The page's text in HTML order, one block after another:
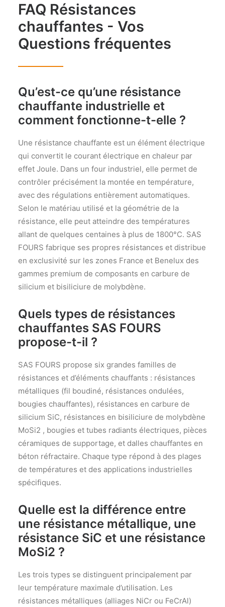
FAQ Résistances
chauffantes - Vos
Questions fréquentes
Qu’est-ce qu’une résistance
chauffante industrielle et
comment fonctionne-t-elle ?
Une résistance chauffante est un élément électrique
qui convertit le courant électrique en chaleur par
effet Joule. Dans un four industriel, elle permet de
contrôler précisément la montée en température,
avec des régulations entièrement automatiques.
Selon le matériau utilisé et la géométrie de la
résistance, elle peut atteindre des températures
allant de quelques centaines à plus de 1800°C. SAS
FOURS fabrique ses propres résistances et distribue
en exclusivité sur les zones France et Benelux des
gammes premium de composants en carbure de
silicium et bisiliciure de molybdène.
Quels types de résistances
chauffantes SAS FOURS
propose-t-il ?
SAS FOURS propose six grandes familles de
résistances et d’éléments chauffants : résistances
métalliques (fil boudiné, résistances ondulées,
bougies chauffantes), résistances en carbure de
silicium SiC, résistances en bisiliciure de molybdène
MoSi2 , bougies et tubes radiants électriques, pièces
céramiques de supportage, et dalles chauffantes en
béton réfractaire. Chaque type répond à des plages
de températures et des applications industrielles
spécifiques.
Quelle est la différence entre
une résistance métallique, une
résistance SiC et une résistance
MoSi2 ?
Les trois types se distinguent principalement par
leur température maximale d’utilisation. Les
résistances métalliques (alliages NiCr ou FeCrAl)